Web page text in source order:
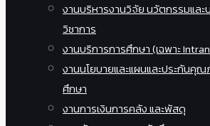
งานบริหารงานวิจัย นวัตกรรมและ
วิชาการ
งานบริการการศึกษา (เฉพาะ
งานนโยบายและแผนและประกันคุ
ศึกษา
งานการเงินการคลัง และพัสดุ